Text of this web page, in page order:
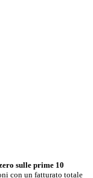
sulle prime 10
con un fatturato totale